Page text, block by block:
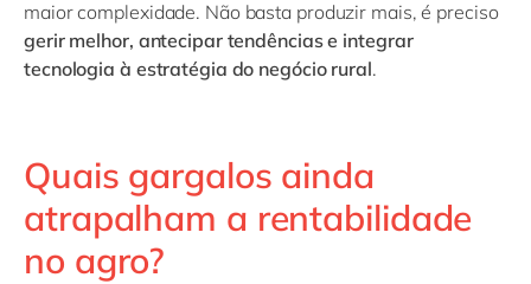
maior complexidade. Não basta produzir mais, é preciso
gerir melhor, antecipar tendências e integrar
tecnologia à estratégia do negócio rural.
Quais gargalos ainda
atrapalham a rentabilidade
no agro?